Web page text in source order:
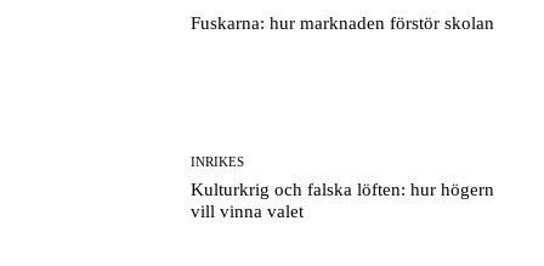
Fuskarna: hur marknaden förstör skolan
INRIKES
Kulturkrig och falska löften: hur högern
vill vinna valet